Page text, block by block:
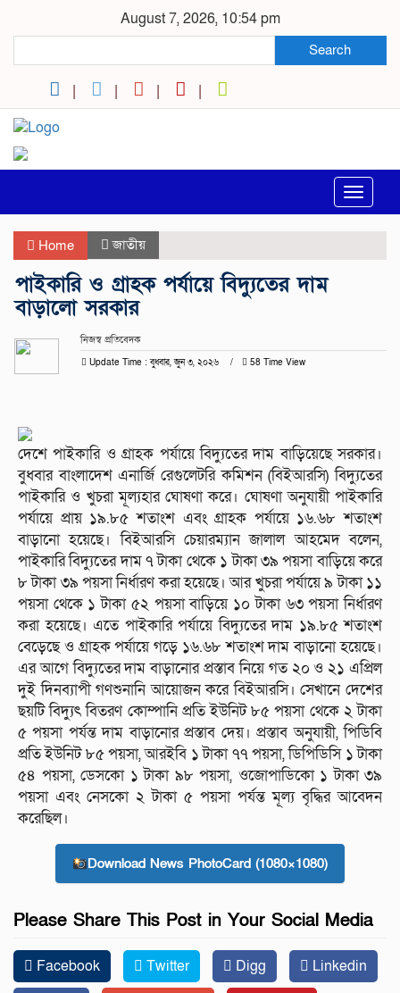
August 7, 2026, 10:54 pm
Search
Toggle
Home জাতীয়
পাইকারি ও গ্রাহক পর্যায়ে বিদ্যুতের দাম
বাড়ালো সরকার
নিজস্ব প্রতিবেদক
Update Time : বুধবার, জুন ৩, ২০২৬ 58 Time View
দেশে পাইকারি ও গ্রাহক পর্যায়ে বিদ্যুতের দাম বাড়িয়েছে সরকার।
বুধবার বাংলাদেশ এনার্জি রেগুলেটরি কমিশন (বিইআরসি) বিদ্যুতের
পাইকারি ও খুচরা মূল্যহার ঘোষণা করে। ঘোষণা অনুযায়ী পাইকারি
পর্যায়ে প্রায় ১৯.৮৫ শতাংশ এবং গ্রাহক পর্যায়ে ১৬.৬৮ শতাংশ
বাড়ানো হয়েছে। বিইআরসি চেয়ারম্যান জালাল আহমেদ বলেন,
পাইকারি বিদ্যুতের দাম ৭ টাকা থেকে ১ টাকা ৩৯ পয়সা বাড়িয়ে করে
৮ টাকা ৩৯ পয়সা নির্ধারণ করা হয়েছে। আর খুচরা পর্যায়ে ৯ টাকা ১১
পয়সা থেকে ১ টাকা ৫২ পয়সা বাড়িয়ে ১০ টাকা ৬৩ পয়সা নির্ধারণ
করা হয়েছে। এতে পাইকারি পর্যায়ে বিদ্যুতের দাম ১৯.৮৫ শতাংশ
বেড়েছে ও গ্রাহক পর্যায়ে গড়ে ১৬.৬৮ শতাংশ দাম বাড়ানো হয়েছে।
এর আগে বিদ্যুতের দাম বাড়ানোর প্রস্তাব নিয়ে গত ২০ ও ২১ এপ্রিল
দুই দিনব্যাপী গণশুনানি আয়োজন করে বিইআরসি। সেখানে দেশের
ছয়টি বিদ্যুৎ বিতরণ কোম্পানি প্রতি ইউনিট ৮৫ পয়সা থেকে ২ টাকা
৫ পয়সা পর্যন্ত দাম বাড়ানোর প্রস্তাব দেয়। প্রস্তাব অনুযায়ী, পিডিবি
প্রতি ইউনিট ৮৫ পয়সা, আরইবি ১ টাকা ৭৭ পয়সা, ডিপিডিসি ১ টাকা
৫৪ পয়সা, ডেসকো ১ টাকা ৯৮ পয়সা, ওজোপাডিকো ১ টাকা ৩৯
পয়সা এবং নেসকো ২ টাকা ৫ পয়সা পর্যন্ত মূল্য বৃদ্ধির আবেদন
করেছিল।
Download News PhotoCard (1080×1080)
Please Share This Post in Your Social Media
Facebook Twitter Digg
Linkedin